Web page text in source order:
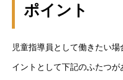
ポイント
児童指導員として働きたい
イントとして下記のふたつが